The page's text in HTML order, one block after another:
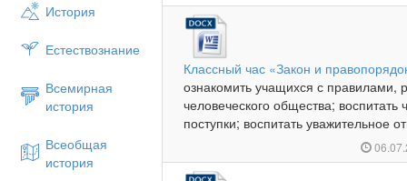
История
Естествознание
Всемирная
история
Всеобщая
история
Классный час «Закон и
ознакомить учащихся с правилами,
человеческого общества; воспитать
поступки; воспитать уважительное